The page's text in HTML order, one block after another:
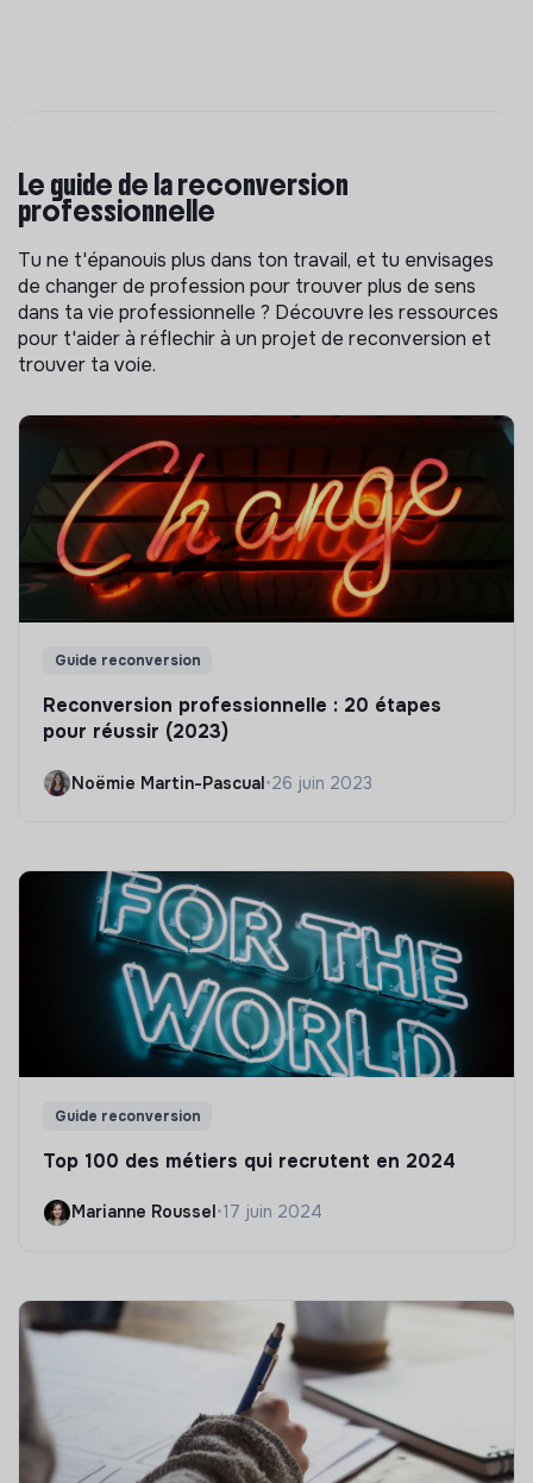
Le guide de la reconversion
professionnelle
Tu ne t'épanouis plus dans ton travail, et tu envisages
de changer de profession pour trouver plus de sens
dans ta vie professionnelle ? Découvre les ressources
pour t'aider à réflechir à un projet de reconversion et
trouver ta voie.
Guide reconversion
Reconversion professionnelle : 20 étapes
pour réussir (2023)
Noëmie Martin-Pascual•26 juin 2023
Guide reconversion
Top 100 des métiers qui recrutent en 2024
Marianne Roussel •17 juin 2024